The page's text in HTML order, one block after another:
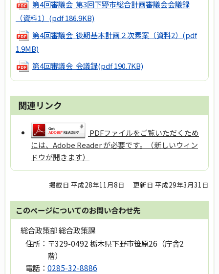
第4回審議会 第3回下野市総合計画審議会会議録
（資料1） (pdf 186.9KB)
第4回審議会 後期基本計画２次素案（資料2） (pdf
1.9MB)
第4回審議会 会議録(pdf 190.7KB)
関連リンク
PDFファイルをご覧いただくため
には、Adobe Reader が必要です。（新しいウィン
ドウが開きます）
掲載日 平成28年11月8日 更新日 平成29年3月31日
このページについてのお問い合わせ先
総合政策部 総合政策課
住所： 〒329-0492 栃木県下野市笹原26（庁舎2
階）
電話： 0285-32-8886